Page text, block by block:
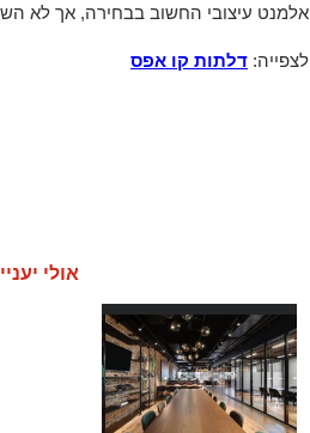
אלמנט עיצובי החשוב בבחירה, אך לא
לצפייה: דלתות קו אפס
אולי